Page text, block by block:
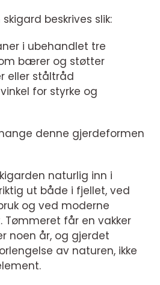
beskrives slik:
i ubehandlet tre
bærer og støtter
eller ståltråd
for styrke og
denne gjerdeformen
naturlig inn i
ut både i fjellet, ved
og ved moderne
Tømmeret får en vakker
noen år, og gjerdet
av naturen, ikke